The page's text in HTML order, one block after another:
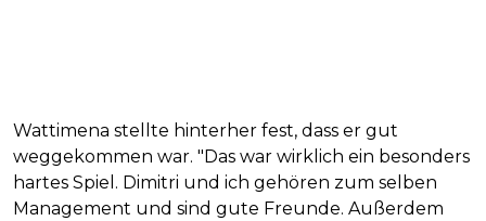
Wattimena stellte hinterher fest, dass er gut
weggekommen war. "Das war wirklich ein besonders
hartes Spiel. Dimitri und ich gehören zum selben
Management und sind gute Freunde. Außerdem